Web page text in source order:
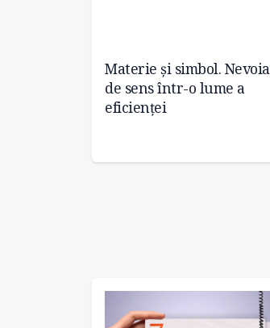
Materie și simbol. Nevoia
de sens într-o lume a
eficienței